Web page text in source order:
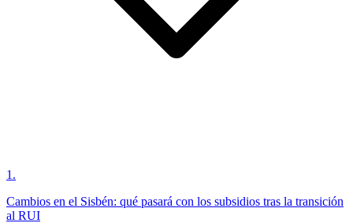
1 .
Cambios en el Sisbén: qué pasará con los subsidios tras la transición
al RUI